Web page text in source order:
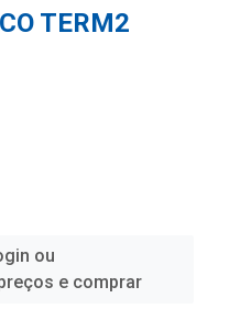
TERM2
ou
e comprar